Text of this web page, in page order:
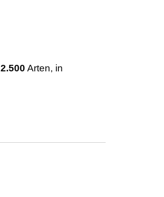
2.500 Arten, in